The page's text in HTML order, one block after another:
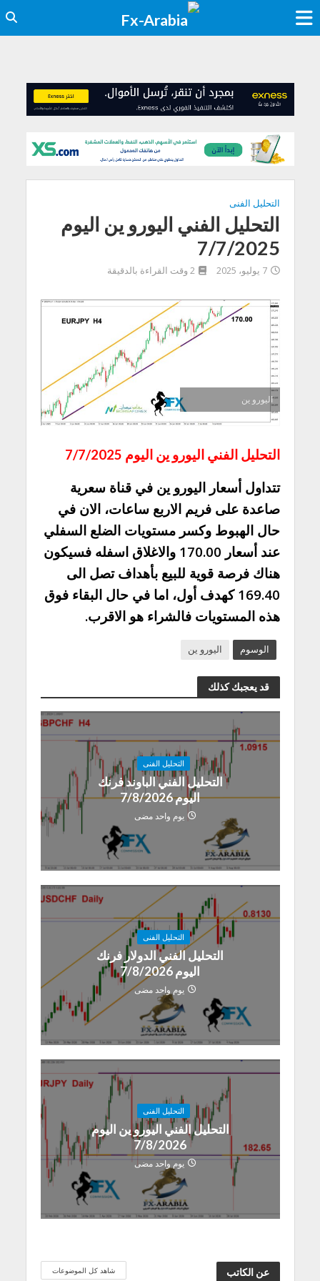
التحليل الفنى
التحليل الفني اليورو ين اليوم
7/7/2025
7 يوليو، 2025 2 وقت القراءة بالدقيقة
اليورو ين
التحليل الفني اليورو ين اليوم 7/7/2025
تتداول أسعار اليورو ين في قناة سعرية
صاعدة على فريم الاربع ساعات، الان في
حال الهبوط وكسر مستويات الضلع السفلي
عند أسعار 170.00 والاغلاق اسفله فسيكون
هناك فرصة قوية للبيع بأهداف تصل الى
169.40 كهدف أول، اما في حال البقاء فوق
هذه المستويات فالشراء هو الاقرب.
الوسوم اليورو ين
قد يعجبك كذلك
التحليل الفنى
التحليل الفني الباوند فرنك
اليوم 7/8/2026
يوم واحد مضى
التحليل الفنى
التحليل الفني الدولار فرنك
اليوم 7/8/2026
يوم واحد مضى
التحليل الفنى
التحليل الفني اليورو ين اليوم
7/8/2026
يوم واحد مضى
عن الكاتب شاهد كل الموضوعات